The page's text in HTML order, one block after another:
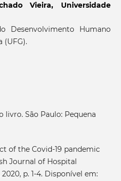
Vieira, Universidade
Desenvolvimento Humano
(UFG).
livro. São Paulo: Pequena
of the Covid-19 pandemic
Journal of Hospital
p. 1-4. Disponível em: